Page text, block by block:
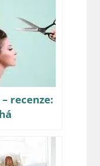
recenze: